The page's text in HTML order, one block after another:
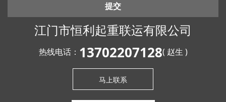
提交
江门市恒利起重联运有限公司
热线电话： 13702207128( 赵生 )
马上联系